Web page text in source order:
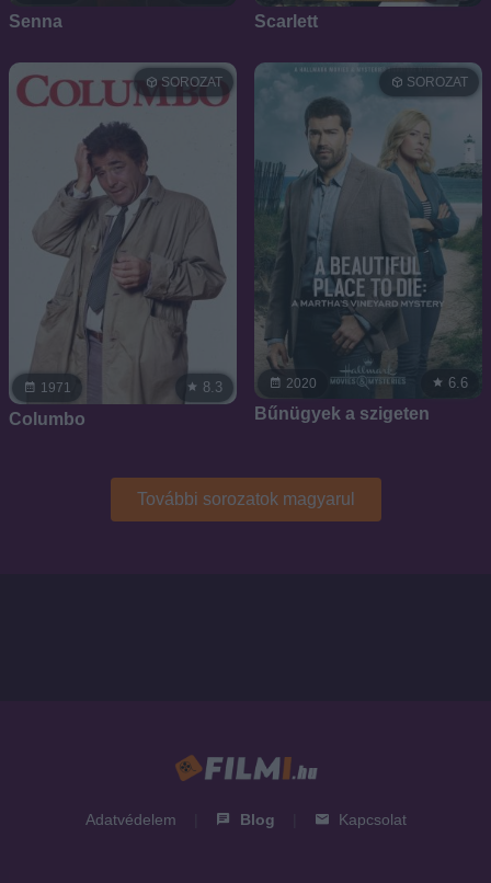
Senna Scarlett
1971
SOROZAT
8.3
Columbo
2020
SOROZAT
6.6
Bűnügyek a szigeten
További sorozatok magyarul
Adatvédelem Blog Kapcsolat